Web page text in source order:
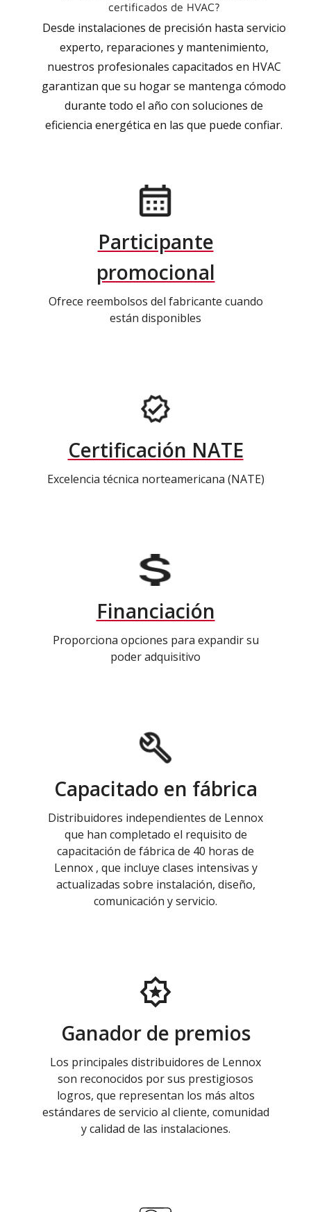
certificados de HVAC?
Desde instalaciones de precisión hasta servicio
experto, reparaciones y mantenimiento,
nuestros profesionales capacitados en HVAC
garantizan que su hogar se mantenga cómodo
durante todo el año con soluciones de
eficiencia energética en las que puede confiar.
Participante
promocional
Ofrece reembolsos del fabricante cuando
están disponibles
Certificación NATE
Excelencia técnica norteamericana (NATE)
Financiación
Proporciona opciones para expandir su
poder adquisitivo
Capacitado en fábrica
Distribuidores independientes de Lennox
que han completado el requisito de
capacitación de fábrica de 40 horas de
Lennox , que incluye clases intensivas y
actualizadas sobre instalación, diseño,
comunicación y servicio.
Ganador de premios
Los principales distribuidores de Lennox
son reconocidos por sus prestigiosos
logros, que representan los más altos
estándares de servicio al cliente, comunidad
y calidad de las instalaciones.